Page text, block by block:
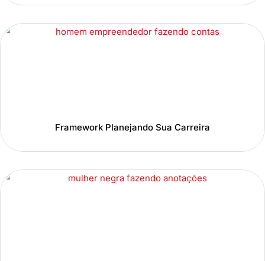
Framework Planejando Sua Carreira